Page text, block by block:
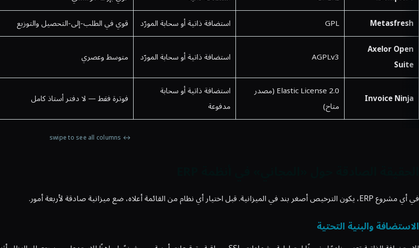
Metasfresh
GPL استضافة ذاتية أو سحابة المورّد قوي في الطلب-إلى-التحصيل والتوزيع
Axelor Open
Suite
AGPLv3 استضافة ذاتية أو سحابة المورّد متوسط وعصري
Invoice Ninja
Elastic License 2.0 (مصدر
متاح)
استضافة ذاتية أو سحابة
مدفوعة
فوترة فقط — لا دفتر أستاذ كامل
↔ swipe to see all columns
في أي مشروع ERP، يكون الترخيص أصغر بند في الميزانية. قبل اختيار أي نظام من القائمة أعلاه، ضع ميزانية صادقة لأربعة أمور.
الاستضافة والبنية التحتية